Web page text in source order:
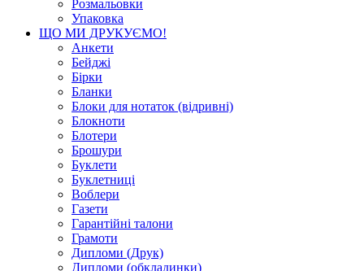
Розмальовки
Упаковка
ЩО МИ ДРУКУЄМО!
Анкети
Бейджі
Бірки
Бланки
Блоки для нотаток (відривні)
Блокноти
Блотери
Брошури
Буклети
Буклетниці
Воблери
Газети
Гарантійні талони
Грамоти
Дипломи (Друк)
Дипломи (обкладинки)